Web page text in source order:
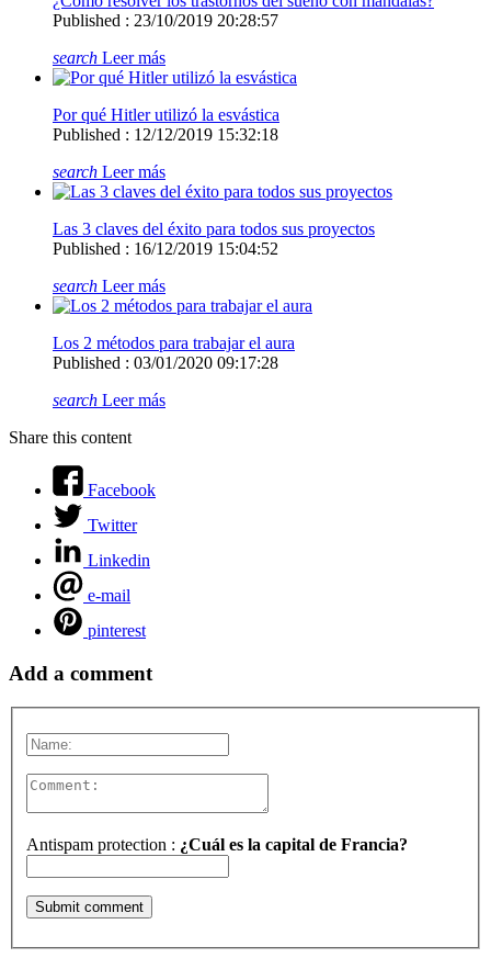
Published : 23/10/2019 20:28:57
search Leer más
Por qué Hitler utilizó la esvástica
Published : 12/12/2019 15:32:18
search Leer más
Las 3 claves del éxito para todos sus proyectos
Published : 16/12/2019 15:04:52
search Leer más
Los 2 métodos para trabajar el aura
Published : 03/01/2020 09:17:28
search Leer más
Share this content
Facebook
Twitter
Linkedin
e-mail
pinterest
Add a comment
Antispam protection : ¿Cuál es la capital de Francia?